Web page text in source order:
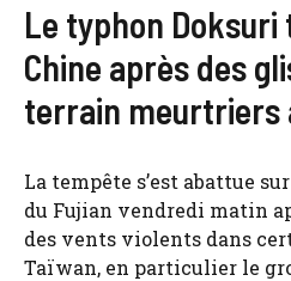
Le typhon
Chine après des
terrain meurtriers
La tempête s’est abattue
du Fujian vendredi matin
des vents violents dans
Taïwan, en particulier le